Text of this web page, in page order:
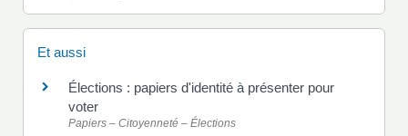
Et aussi
Élections : papiers d'identité à présenter pour
voter
Papiers – Citoyenneté – Élections